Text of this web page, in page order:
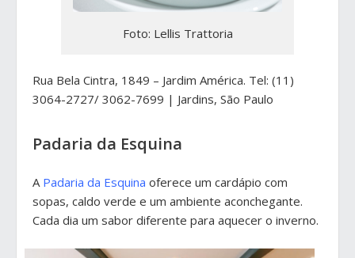
Foto: Lellis Trattoria
Rua Bela Cintra, 1849 – Jardim América. Tel: (11)
3064-2727/ 3062-7699 | Jardins, São Paulo
Padaria da Esquina
A Padaria da Esquina oferece um cardápio com
sopas, caldo verde e um ambiente aconchegante.
Cada dia um sabor diferente para aquecer o inverno.